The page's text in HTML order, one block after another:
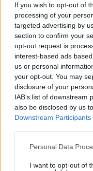
If you wish to opt-out of
processing of your
targeted advertising by
section to confirm your
opt-out request is
interest-based ads
us or personal
your opt-out. You may
disclosure of your
IAB’s list of downstream
also be disclosed by us
Downstream Participants
Please note that this
not limited to your visit
Personal Data
I want to opt-out of
Thema Insights
Δείτε όλες τις
και τον Κόσμο, τη
Protothema.gr